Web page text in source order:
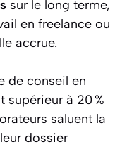
sur le long terme,
en freelance ou
accrue.
de conseil en
supérieur à 20 %
saluent la
dossier